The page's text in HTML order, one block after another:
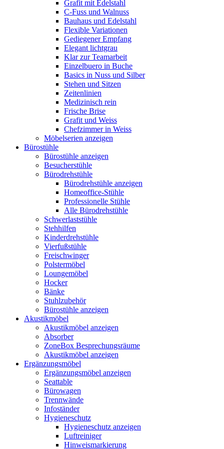
Grafit mit Edelstahl
C-Fuss und Walnuss
Bauhaus und Edelstahl
Flexible Variationen
Gediegener Empfang
Elegant lichtgrau
Klar zur Teamarbeit
Einzelbuero in Buche
Basics in Nuss und Silber
Stehen und Sitzen
Zeitenlinien
Medizinisch rein
Frische Brise
Grafit und Weiss
Chefzimmer in Weiss
Möbelserien anzeigen
Bürostühle
Bürostühle anzeigen
Besucherstühle
Bürodrehstühle
Bürodrehstühle anzeigen
Homeoffice-Stühle
Professionelle Stühle
Alle Bürodrehstühle
Schwerlaststühle
Stehhilfen
Kinderdrehstühle
Vierfußstühle
Freischwinger
Polstermöbel
Loungemöbel
Hocker
Bänke
Stuhlzubehör
Bürostühle anzeigen
Akustikmöbel
Akustikmöbel anzeigen
Absorber
ZoneBox Besprechungsräume
Akustikmöbel anzeigen
Ergänzungsmöbel
Ergänzungsmöbel anzeigen
Seattable
Bürowagen
Trennwände
Infoständer
Hygieneschutz
Hygieneschutz anzeigen
Luftreiniger
Hinweismarkierung